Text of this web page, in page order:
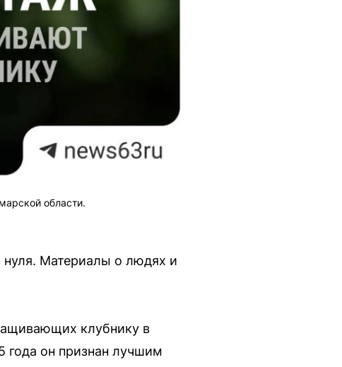
области.
Материалы о людях и
клубнику в
года он признан лучшим